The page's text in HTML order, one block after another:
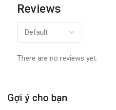
Reviews
There are no reviews yet.
Gợi ý cho bạn